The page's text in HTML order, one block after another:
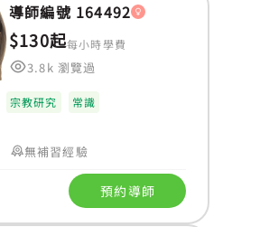
導師編號 164492
$130起每小時學費
3.8k 瀏覽過
宗教研究 常識
無補習經驗
預約導師